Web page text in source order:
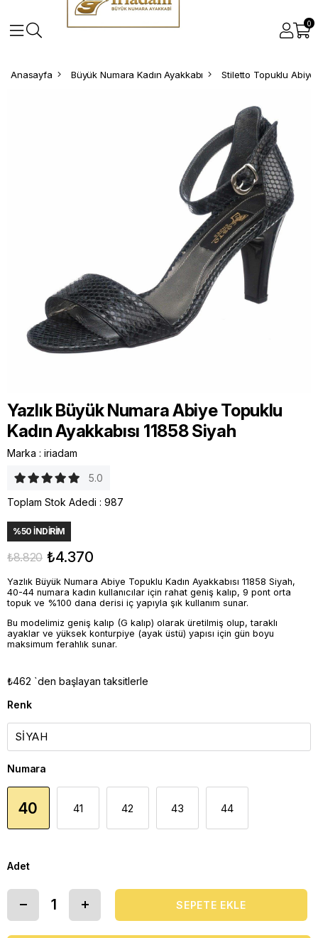
0
Anasayfa Büyük Numara Kadın Ayakkabı Stiletto Topuklu Abiye
Yazlık Büyük Numara Abiye Topuklu
Kadın Ayakkabısı 11858 Siyah
Marka : iriadam
5.0
Toplam Stok Adedi : 987
%50 İNDIRIM
₺8.820 ₺4.370
Yazlık Büyük Numara Abiye Topuklu Kadın Ayakkabısı 11858 Siyah,
40-44 numara kadın kullanıcılar için rahat geniş kalıp, 9 pont orta
topuk ve %100 dana derisi iç yapıyla şık kullanım sunar.
Bu modelimiz geniş kalıp (G kalıp) olarak üretilmiş olup, taraklı
ayaklar ve yüksek konturpiye (ayak üstü) yapısı için gün boyu
maksimum ferahlık sunar.
₺462 `den başlayan taksitlerle
Renk
Numara
40 41 42 43 44
Adet